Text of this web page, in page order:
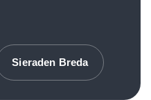
Sieraden Breda